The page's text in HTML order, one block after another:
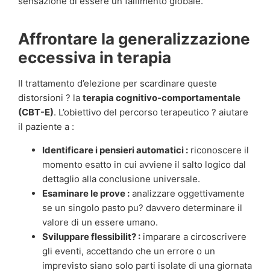
Affrontare la generalizzazione
eccessiva in terapia
Il trattamento d’elezione per scardinare queste
distorsioni ? la terapia cognitivo-comportamentale
(CBT-E). L’obiettivo del percorso terapeutico ? aiutare
il paziente a :
Identificare i pensieri automatici : riconoscere il
momento esatto in cui avviene il salto logico dal
dettaglio alla conclusione universale.
Esaminare le prove : analizzare oggettivamente
se un singolo pasto pu? davvero determinare il
valore di un essere umano.
Sviluppare flessibilit? : imparare a circoscrivere
gli eventi, accettando che un errore o un
imprevisto siano solo parti isolate di una giornata